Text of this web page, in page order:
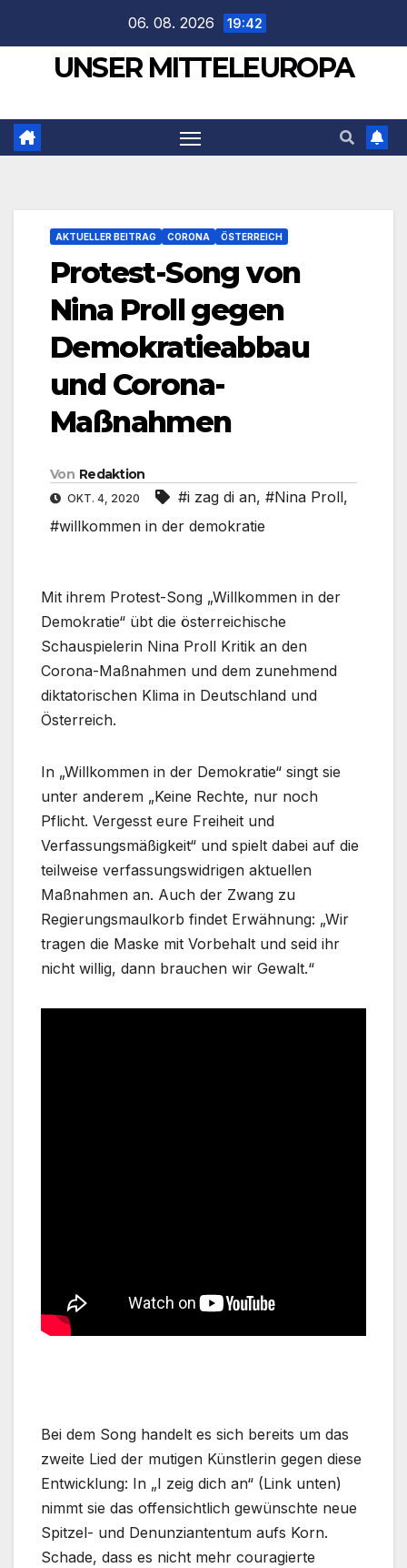
springen
06. 08. 2026 19:42
UNSER MITTELEUROPA
AKTUELLER BEITRAG CORONA ÖSTERREICH
Protest-Song von
Nina Proll gegen
Demokratieabbau
und Corona-
Maßnahmen
Von Redaktion
OKT. 4, 2020 #i zag di an, #Nina Proll,
#willkommen in der demokratie
Mit ihrem Protest-Song „Willkommen in der
Demokratie“ übt die österreichische
Schauspielerin Nina Proll Kritik an den
Corona-Maßnahmen und dem zunehmend
diktatorischen Klima in Deutschland und
Österreich.
In „Willkommen in der Demokratie“ singt sie
unter anderem „Keine Rechte, nur noch
Pflicht. Vergesst eure Freiheit und
Verfassungsmäßigkeit“ und spielt dabei auf die
teilweise verfassungswidrigen aktuellen
Maßnahmen an. Auch der Zwang zu
Regierungsmaulkorb findet Erwähnung: „Wir
tragen die Maske mit Vorbehalt und seid ihr
nicht willig, dann brauchen wir Gewalt.“
Bei dem Song handelt es sich bereits um das
zweite Lied der mutigen Künstlerin gegen diese
Entwicklung: In „I zeig dich an“ (Link unten)
nimmt sie das offensichtlich gewünschte neue
Spitzel- und Denunziantentum aufs Korn.
Schade, dass es nicht mehr couragierte